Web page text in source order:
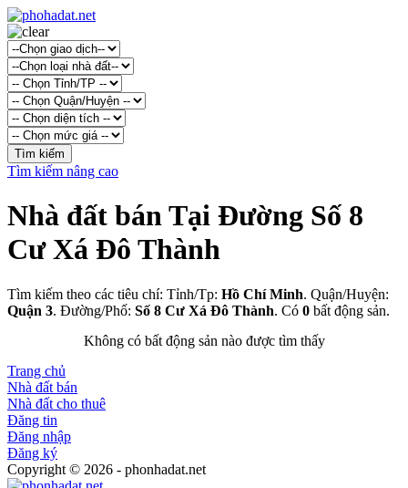
Tìm kiếm nâng cao
Nhà đất bán Tại Đường Số 8
Cư Xá Đô Thành
Tìm kiếm theo các tiêu chí: Tỉnh/Tp: Hồ Chí Minh. Quận/Huyện:
Quận 3. Đường/Phố: Số 8 Cư Xá Đô Thành. Có 0 bất động sản.
Không có bất động sản nào được tìm thấy
Trang chủ
Nhà đất bán
Nhà đất cho thuê
Đăng tin
Đăng nhập
Đăng ký
Copyright © 2026 - phonhadat.net